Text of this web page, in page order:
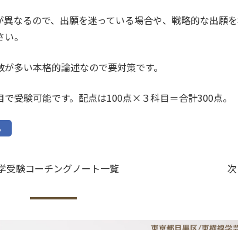
なるので、出願を迷っている場合や、戦略的な出願
。
多い本格的論述なので要対策です。
受験可能です。配点は100点×３科目＝合計300点。
受験コーチングノート一覧